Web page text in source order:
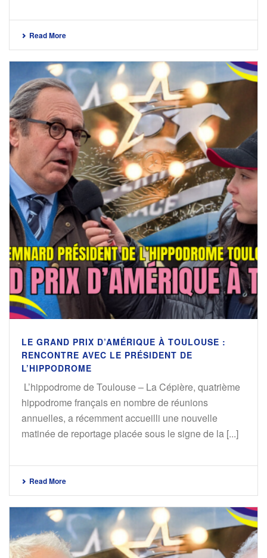
Read More
LE GRAND PRIX D’AMÉRIQUE À TOULOUSE :
RENCONTRE AVEC LE PRÉSIDENT DE
L’HIPPODROME
L’hippodrome de Toulouse – La Cépière, quatrième
hippodrome français en nombre de réunions
annuelles, a récemment accueilli une nouvelle
matinée de reportage placée sous le signe de la [...]
Read More